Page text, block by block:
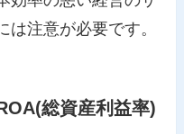
は注意が必要です。
総資産利益率)